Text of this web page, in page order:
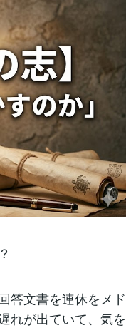
答文書を連休をメド
れが出ていて、気を